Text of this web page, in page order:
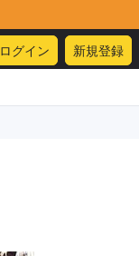
ログイン 新規登録